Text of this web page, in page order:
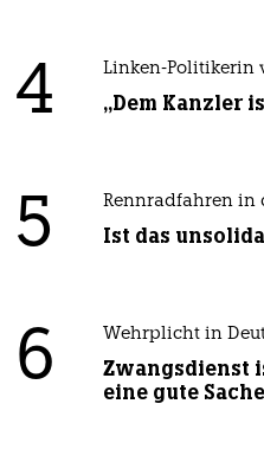
4 Linken-Politikerin
„Dem Kanzler
5 Rennradfahren in
Ist das
6 Wehrplicht in
Zwangsdienst
eine gute Sache